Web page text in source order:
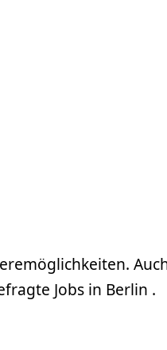
Jobs in Berlin .